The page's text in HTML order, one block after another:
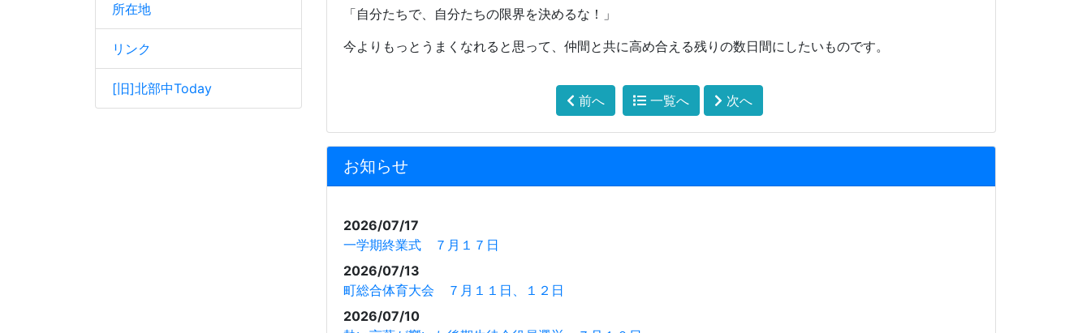
所在地
リンク
[旧]北部中Today
「自分たちで、自分たちの限界を決めるな！」
今よりもっとうまくなれると思って、仲間と共に高め合える残りの数日間にしたいものです。
前へ 一覧へ 次へ
お知らせ
2026/07/17
一学期終業式 ７月１７日
2026/07/13
町総合体育大会 ７月１１日、１２日
2026/07/10